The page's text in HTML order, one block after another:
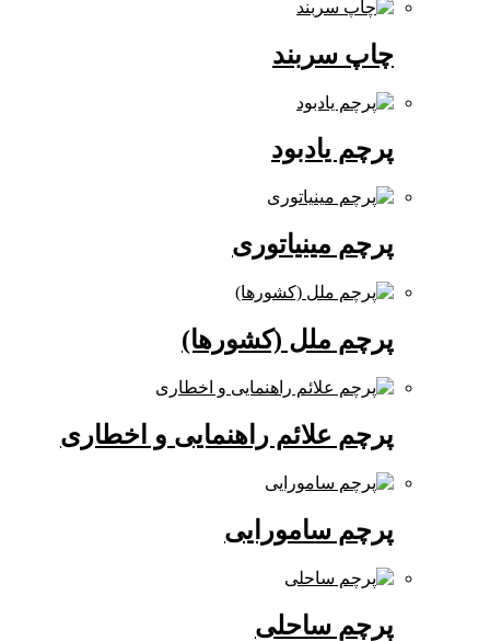
چاپ سربند
پرچم یادبود
پرچم مینیاتوری
پرچم ملل (کشورها)
پرچم علائم راهنمایی و اخطاری
پرچم سامورایی
پرچم ساحلی